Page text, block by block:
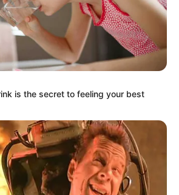
is the secret to feeling your best